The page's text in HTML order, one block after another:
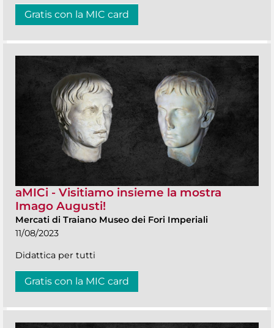
Gratis con la MIC card
aMICi - Visitiamo insieme la mostra
Imago Augusti!
Mercati di Traiano Museo dei Fori Imperiali
11/08/2023
Didattica per tutti
Gratis con la MIC card